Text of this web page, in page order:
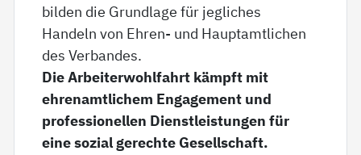
bilden die Grundlage für jegliches
Handeln von Ehren- und Hauptamtlichen
des Verbandes.
Die Arbeiterwohlfahrt kämpft mit
ehrenamtlichem Engagement und
professionellen Dienstleistungen für
eine sozial gerechte Gesellschaft.